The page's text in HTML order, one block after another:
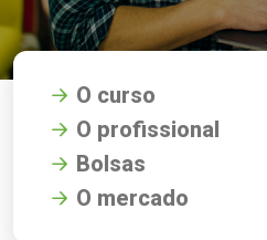
O curso
O profissional
Bolsas
O mercado